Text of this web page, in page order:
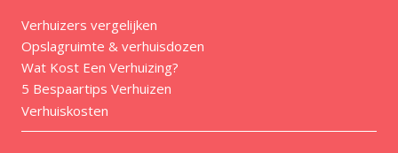
Verhuizers vergelijken
Opslagruimte & verhuisdozen
Wat Kost Een Verhuizing?
5 Bespaartips Verhuizen
Verhuiskosten